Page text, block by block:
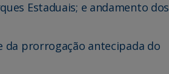
Estaduais; e andamento dos
da prorrogação antecipada do